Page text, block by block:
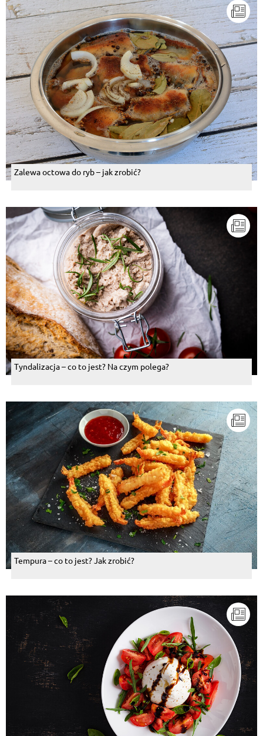
Zalewa octowa do ryb – jak zrobić?
Tyndalizacja – co to jest? Na czym polega?
Tempura – co to jest? Jak zrobić?